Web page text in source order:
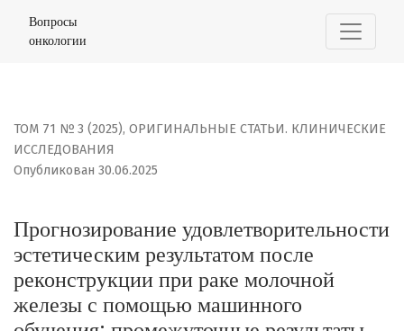
Прогнозирование удовлетворительности
Вопросы
онкологии
ТОМ 71 № 3 (2025), ОРИГИНАЛЬНЫЕ СТАТЬИ. КЛИНИЧЕСКИЕ
ИССЛЕДОВАНИЯ
Прогнозирование удовлетворительности
эстетическим результатом после
реконструкции при раке молочной
железы с помощью машинного
Опубликован 30.06.2025